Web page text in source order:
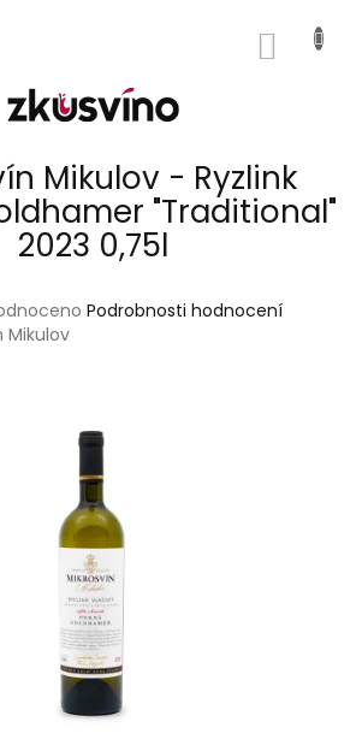
Mikulov - Ryzlink
"Traditional"
2023 0,75l
Podrobnosti hodnocení
Mikulov